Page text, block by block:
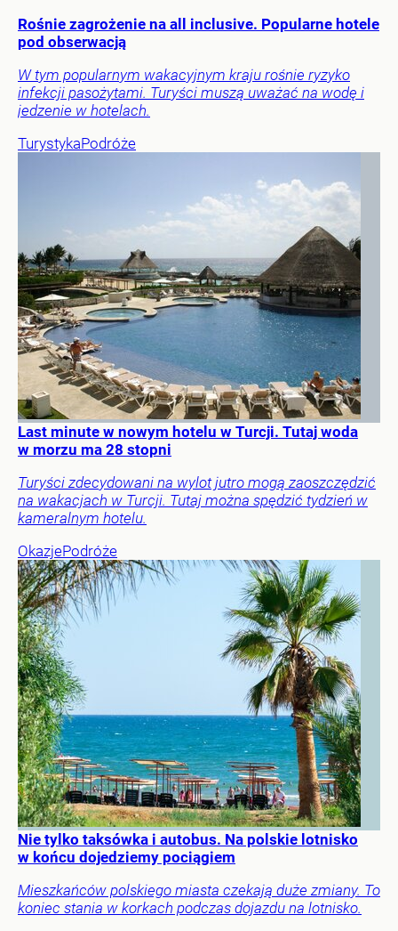
Rośnie zagrożenie na all inclusive. Popularne hotele
pod obserwacją
W tym popularnym wakacyjnym kraju rośnie ryzyko
infekcji pasożytami. Turyści muszą uważać na wodę i
jedzenie w hotelach.
TurystykaPodróże
Last minute w nowym hotelu w Turcji. Tutaj woda
w morzu ma 28 stopni
Turyści zdecydowani na wylot jutro mogą zaoszczędzić
na wakacjach w Turcji. Tutaj można spędzić tydzień w
kameralnym hotelu.
OkazjePodróże
Nie tylko taksówka i autobus. Na polskie lotnisko
w końcu dojedziemy pociągiem
Mieszkańców polskiego miasta czekają duże zmiany. To
koniec stania w korkach podczas dojazdu na lotnisko.